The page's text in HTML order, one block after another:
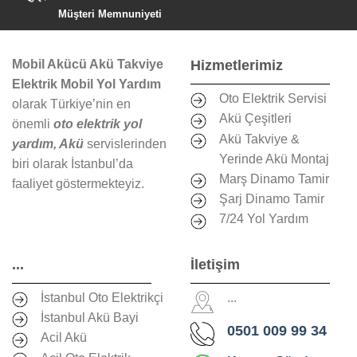
Müşteri Memnuniyeti
Mobil Akücü Akü Takviye
Elektrik Mobil Yol Yardım
olarak Türkiye’nin en
önemli oto elektrik yol
yardım, Akü servislerinden
biri olarak İstanbul’da
faaliyet göstermekteyiz.
Hizmetlerimiz
Oto Elektrik Servisi
Akü Çeşitleri
Akü Takviye &
Yerinde Akü Montaj
Marş Dinamo Tamir
Şarj Dinamo Tamir
7/24 Yol Yardım
...
İstanbul Oto Elektrikçi
İstanbul Akü Bayi
Acil Akü
İletişim
...
0501 009 99 34